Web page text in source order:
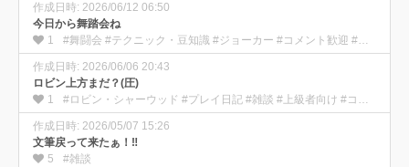
作成日時: 2026/06/12 06:50
今日から舞踏会ね
1
#舞闘会 #テクニック・豆知識 #ジョーカー #コメント歓迎 #雑談
作成日時: 2026/06/06 20:43
ロビン上方まだ？(圧)
1
#ロビン・シャーウッド #プレイ日記 #雑談 #上級者向け #コメント歓迎
作成日時: 2026/05/07 15:26
文筆戻って来たぁ！‼
5
#雑談